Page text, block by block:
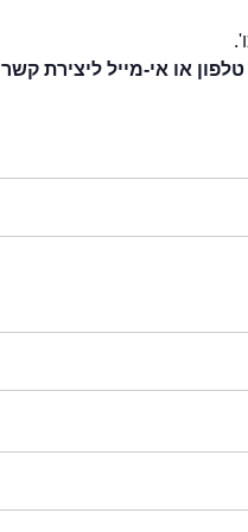
או אי-מייל ליצירת קשר